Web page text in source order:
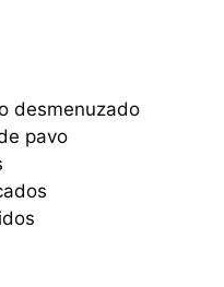
desmenuzado
pavo